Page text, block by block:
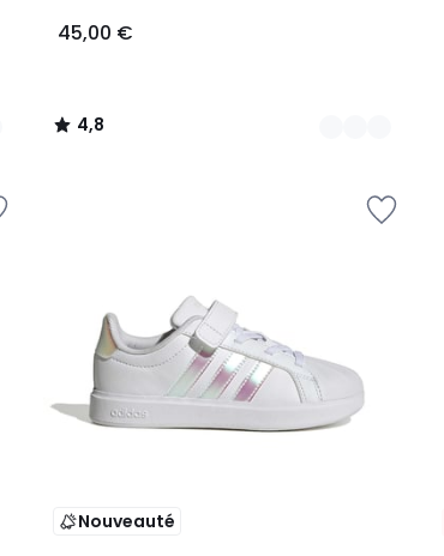
45,00 €
4,8
/
Nouveauté